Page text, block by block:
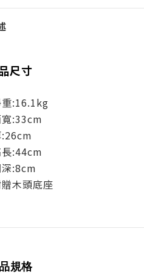
尺寸
:16.1kg
:33cm
:44cm
:8cm
木頭底座
規格